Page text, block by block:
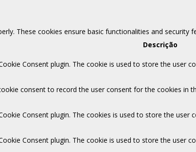
These cookies ensure basic functionalities and security
Descrição
Consent plugin. The cookie is used to store the user
consent to record the user consent for the cookies in
Consent plugin. The cookies is used to store the
Consent plugin. The cookie is used to store the user